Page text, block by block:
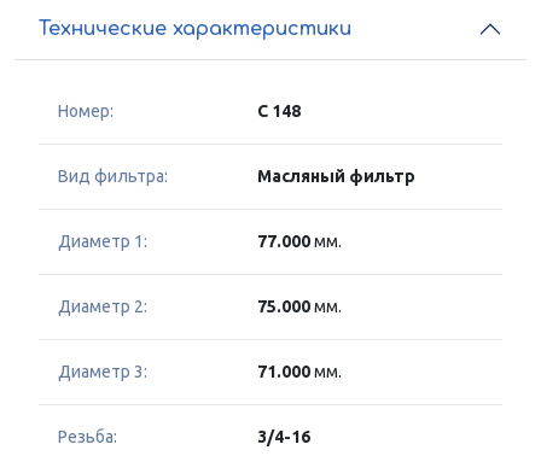
Технические характеристики
Номер: C 148
Вид фильтра: Масляный фильтр
Диаметр 1: 77.000мм.
Диаметр 2: 75.000мм.
Диаметр 3: 71.000мм.
Резьба: 3/4-16